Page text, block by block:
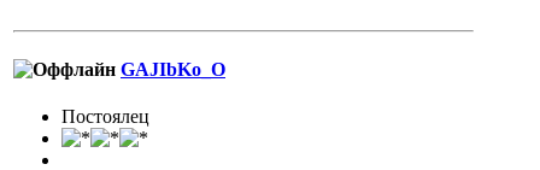
GAJIbKo_O
Постоялец